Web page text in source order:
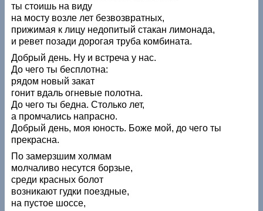
ты стоишь на виду
на мосту возле лет безвозвратных,
прижимая к лицу недопитый стакан лимонада,
и ревет позади дорогая труба комбината.
Добрый день. Ну и встреча у нас.
До чего ты бесплотна:
рядом новый закат
гонит вдаль огневые полотна.
До чего ты бедна. Столько лет,
а промчались напрасно.
Добрый день, моя юность. Боже мой, до чего ты
прекрасна.
По замерзшим холмам
молчаливо несутся борзые,
среди красных болот
возникают гудки поездные,
на пустое шоссе,